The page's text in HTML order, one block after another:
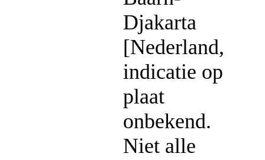
Djakarta
[Nederland,
indicatie op
plaat
onbekend.
Niet alle